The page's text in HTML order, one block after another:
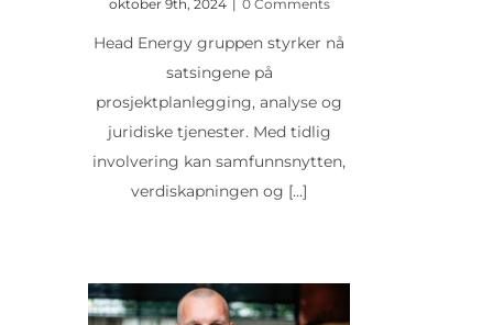
oktober 9th, 2024 | 0 Comments
Head Energy gruppen styrker nå
satsingene på
prosjektplanlegging, analyse og
juridiske tjenester. Med tidlig
involvering kan samfunnsnytten,
verdiskapningen og [...]